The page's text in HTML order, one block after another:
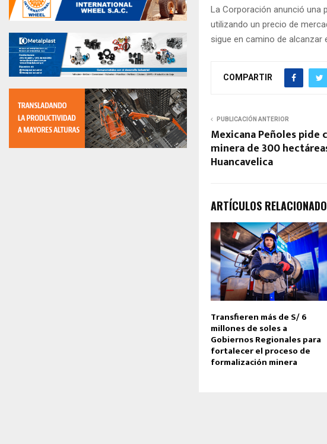
La Corporación anunció una
utilizando un precio de
sigue en camino de alcanzar
COMPARTIR
PUBLICACIÓN ANTERIOR
Mexicana Peñoles pide
minera de 300
Huancavelica
ARTÍCULOS
Transfieren más de S/ 6
millones de soles a
Gobiernos Regionales para
fortalecer el proceso de
formalización minera